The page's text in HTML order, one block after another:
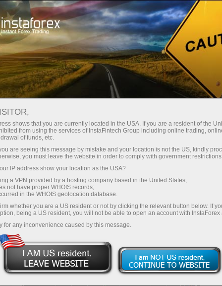
Para Principiantes
Indicador SAR Parabólico: descripción, ajustes y aplicación
Indicador SAR Parabólico:
descripción, ajustes y aplicación
Elsistema del SAR Parabólicoes un indicador técnico
diseñado para analizar las tendencias del mercado. El
indicador, por lo general, se ubica encima del precio en
un gráfico donde la tendencia bajista prevalece en el
mercado. Y viceversa, el SAR Parabólico sigue debajo
del precio cuando el mercado está bajo control de los
toros.
shows that you are currently located in the USA. If you are a resident of the
from using the services of InstaFintech Group including online trading,
of funds, etc.
are seeing this message by mistake and your location is not the US, kindly
you must leave the website in order to comply with government
IP address show your location as the USA?
a VPN provided by a hosting company based in the United States;
not have proper WHOIS records;
in the WHOIS geolocation database.
whether you are a US resident or not by clicking the relevant button below. If
being a US resident, you will not be able to open an account with InstaForex
for any inconvenience caused by this message.